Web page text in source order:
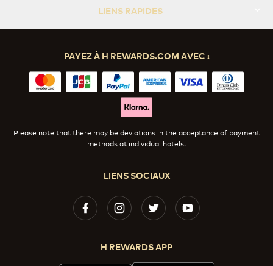
LIENS RAPIDES
LIENS SOCIAUX
H REWARDS APP
PAYEZ À H REWARDS.COM AVEC :
Please note that there may be deviations in the acceptance of payment
methods at individual hotels.